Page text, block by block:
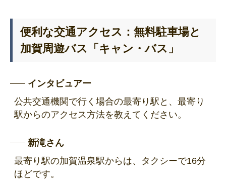
便利な交通アクセス：無料駐車場と
加賀周遊バス「キャン・バス」
インタビュアー
公共交通機関で行く場合の最寄り駅と、最寄り
駅からのアクセス方法を教えてください。
新滝さん
最寄り駅の加賀温泉駅からは、タクシーで16分
ほどです。